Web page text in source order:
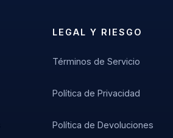
LEGAL Y RIESGO
Términos de Servicio
Política de Privacidad
Política de Devoluciones